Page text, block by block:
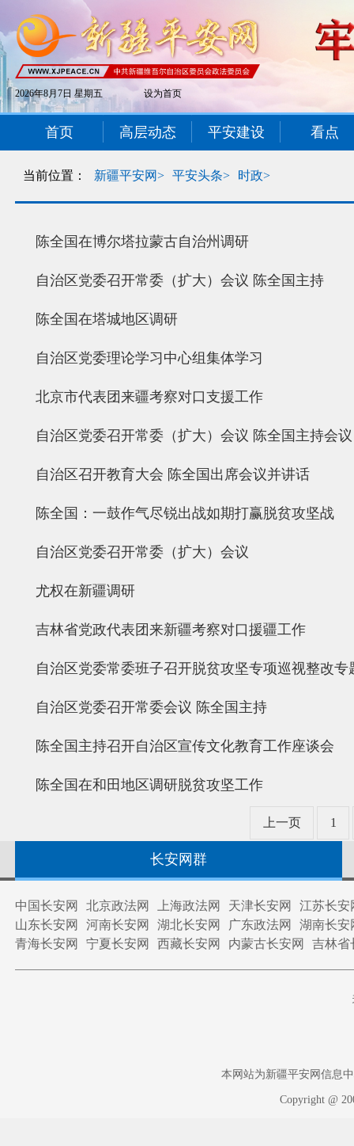
2026年8月7日 星期五 设为首页
首页 高层动态 平安建设 看点
当前位置： 新疆平安网> 平安头条> 时政>
陈全国在博尔塔拉蒙古自治州调研
自治区党委召开常委（扩大）会议 陈全国主持
陈全国在塔城地区调研
自治区党委理论学习中心组集体学习
北京市代表团来疆考察对口支援工作
自治区党委召开常委（扩大）会议 陈全国主持会议
自治区召开教育大会 陈全国出席会议并讲话
陈全国：一鼓作气尽锐出战如期打赢脱贫攻坚战
自治区党委召开常委（扩大）会议
尤权在新疆调研
吉林省党政代表团来新疆考察对口援疆工作
自治区党委常委班子召开脱贫攻坚专项巡视整改专
自治区党委召开常委会议 陈全国主持
陈全国主持召开自治区宣传文化教育工作座谈会
陈全国在和田地区调研脱贫攻坚工作
上一页 1
长安网群
中国长安网 北京政法网 上海政法网 天津长安网
江苏长安
山东长安网
河南长安网 湖北长安网 广东政法网
湖南长安
青海长安网
宁夏长安网 西藏长安网 内蒙古长安网 吉林省
本网站为新疆平安网信息
Copyright @